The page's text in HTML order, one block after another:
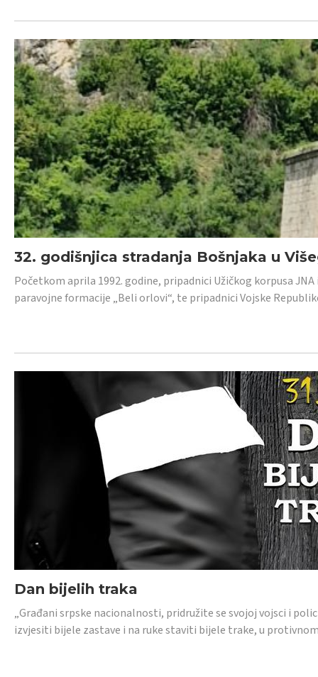
32. godišnjica stradanja Bošnjaka u
Početkom aprila 1992. godine, pripadnici Užičkog korpusa
paravojne formacije „Beli orlovi“, te pripadnici Vojske
Dan bijelih traka
„Građani srpske nacionalnosti, pridružite se svojoj vojsci i
izvjesiti bijele zastave i na ruke staviti bijele trake, u